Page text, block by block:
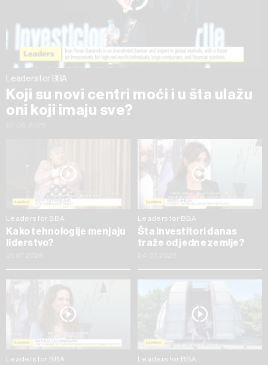
trenutku opozvati bez negativnih posledica.
Leaders for BBA
Koji su novi centri moći i u šta ulažu
oni koji imaju sve?
Leaders for BBA
Kako tehnologije menjaju
liderstvo?
Leaders for BBA
Šta investitori danas
traže od jedne zemlje?
Leaders for BBA Leaders for BBA